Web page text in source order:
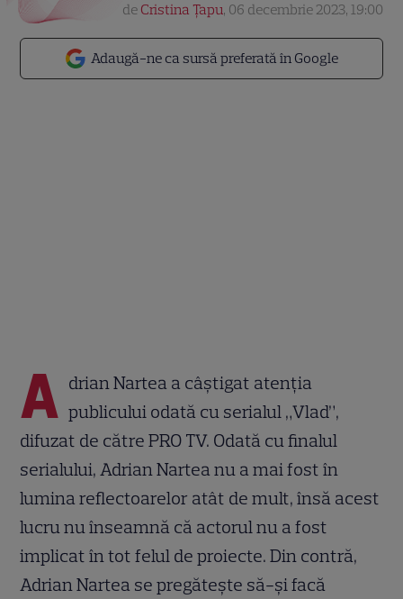
Adaugă-ne ca sursă preferată în Google
de Cristina Țapu, 06 decembrie 2023, 19:00
A drian Nartea a câștigat atenția
publicului odată cu serialul „Vlad”,
difuzat de către PRO TV. Odată cu finalul
serialului, Adrian Nartea nu a mai fost în
lumina reflectoarelor atât de mult, însă acest
lucru nu înseamnă că actorul nu a fost
implicat în tot felul de proiecte. Din contră,
Adrian Nartea se pregătește să-și facă